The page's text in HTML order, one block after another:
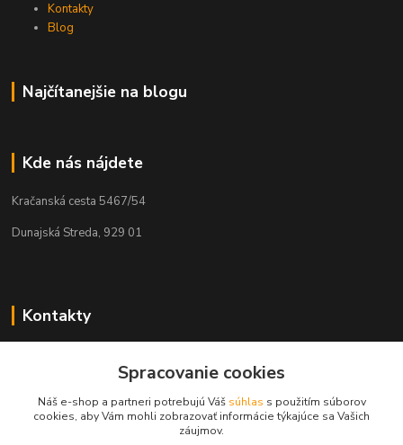
Kontakty
Blog
Najčítanejšie na blogu
Kde nás nájdete
Kračanská cesta 5467/54
Dunajská Streda, 929 01
Kontakty
+421 908 775 701
info@kantorstav.sk
Spracovanie cookies
Náš e-shop a partneri potrebujú Váš súhlas s použitím súborov
cookies, aby Vám mohli zobrazovať informácie týkajúce sa Vašich
záujmov.